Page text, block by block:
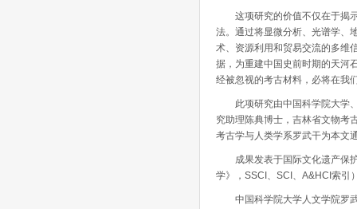
这项研究的价值不仅在于揭示
法。通过将显微分析、光谱学、
术、资源利用和贸易交流的多维
据，为重建中国史前时期的天河
经被忽视的考古材料，必将在我
此项研究由中国科学院大学、
究助理陈典博士，吉林省文物考
考古学与人类学系罗武干为本文
成果发表于国际文化遗产保护
学》，SSCI、SCI、A&HCI索引
中国科学院大学人文学院罗武